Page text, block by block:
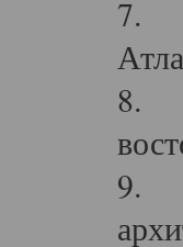
7.
8.
9.